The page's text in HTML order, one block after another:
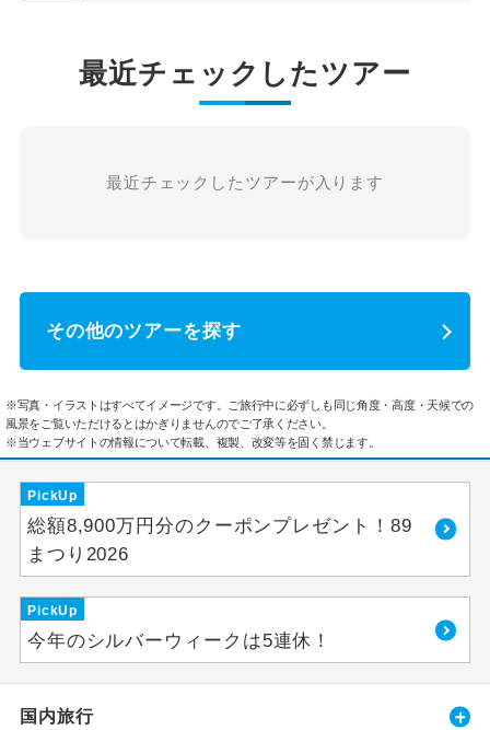
最近チェックしたツアー
最近チェックしたツアーが入ります
その他のツアーを探す
※写真・イラストはすべてイメージです。ご旅行中に必ずしも同じ角度・高度・天候での
風景をご覧いただけるとはかぎりませんのでご了承ください。
※当ウェブサイトの情報について転載、複製、改変等を固く禁じます。
PickUp
総額8,900万円分のクーポンプレゼント！89
まつり2026
PickUp
今年のシルバーウィークは5連休！
国内旅行